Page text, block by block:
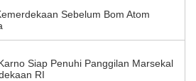
Sebelum Bom Atom
Siap Penuhi Panggilan Marsekal
RI